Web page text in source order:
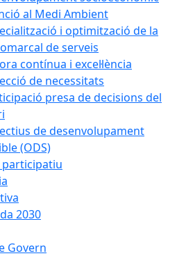
al Medi Ambient
i optimització de la
de serveis
contínua i excel·lència
de necessitats
presa de decisions del
de desenvolupament
(ODS)
participatiu
2030
Govern